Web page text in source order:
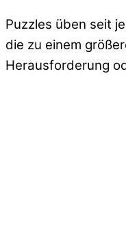
Puzzles üben seit
die zu einem
Herausforderung